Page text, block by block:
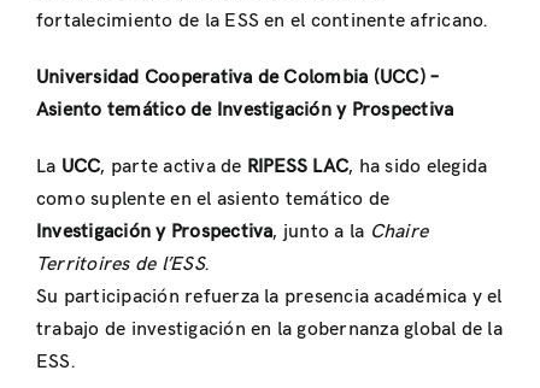
fortalecimiento de la ESS en el continente africano.
Universidad Cooperativa de Colombia (UCC) –
Asiento temático de Investigación y Prospectiva
La UCC, parte activa de RIPESS LAC, ha sido elegida
como suplente en el asiento temático de
Investigación y Prospectiva, junto a la Chaire
Territoires de l’ESS.
Su participación refuerza la presencia académica y el
trabajo de investigación en la gobernanza global de la
ESS.